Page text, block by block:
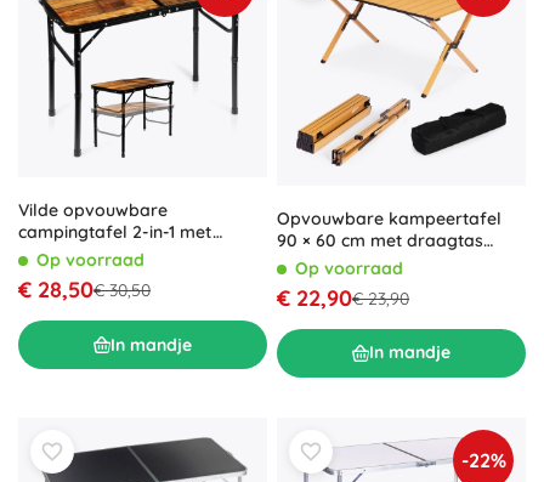
Vilde opvouwbare
campingtafel 2-in-1 met
verstelbare hoogte 80 × 40
Op voorraad
€ 28,50€ 30,50
In mandje
Opvouwbare kampeertafel
90 × 60 cm met draagtas
MultiGarden
Op voorraad
€ 22,90€ 23,90
In mandje
-22%